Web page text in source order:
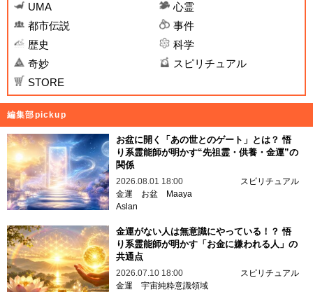
UMA
心霊
都市伝説
事件
歴史
科学
奇妙
スピリチュアル
STORE
編集部pickup
お盆に開く「あの世とのゲート」とは？ 悟
り系霊能師が明かす“先祖霊・供養・金運”の
関係
2026.08.01 18:00
スピリチュアル
金運
お盆
Maaya
Aslan
金運がない人は無意識にやっている！？ 悟
り系霊能師が明かす「お金に嫌われる人」の
共通点
2026.07.10 18:00
スピリチュアル
金運 宇宙純粋意識領域